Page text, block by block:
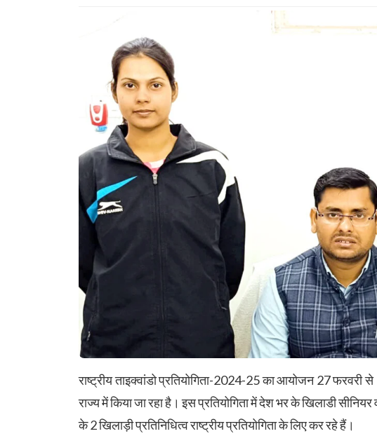
राष्ट्रीय ताइक्वांडो प्रतियोगिता-2024-25 का आयोजन 27 फरवरी
राज्य में किया जा रहा है। इस प्रतियोगिता में देश भर के खिलाडी
के 2 खिलाड़ी प्रतिनिधित्व राष्ट्रीय प्रतियोगिता के लिए कर रहे हैं।